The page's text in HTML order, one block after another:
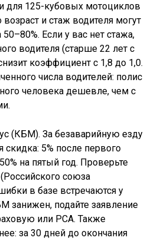
для 125-кубовых мотоциклов
и стаж водителя могут
Если у вас нет стажа,
водителя (старше 22 лет с
коэффициент с 1,8 до 1,0.
числа водителей: полис
человека дешевле, чем с
(КБМ). За безаварийную езду
скидка: 5% после первого
на пятый год. Проверьте
союза
в базе встречаются у
занижен, подайте заявление
или РСА. Также
за 30 дней до окончания